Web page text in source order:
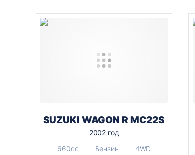
SUZUKI WAGON R MC22S
2002 год
660cc
Бензин 4WD